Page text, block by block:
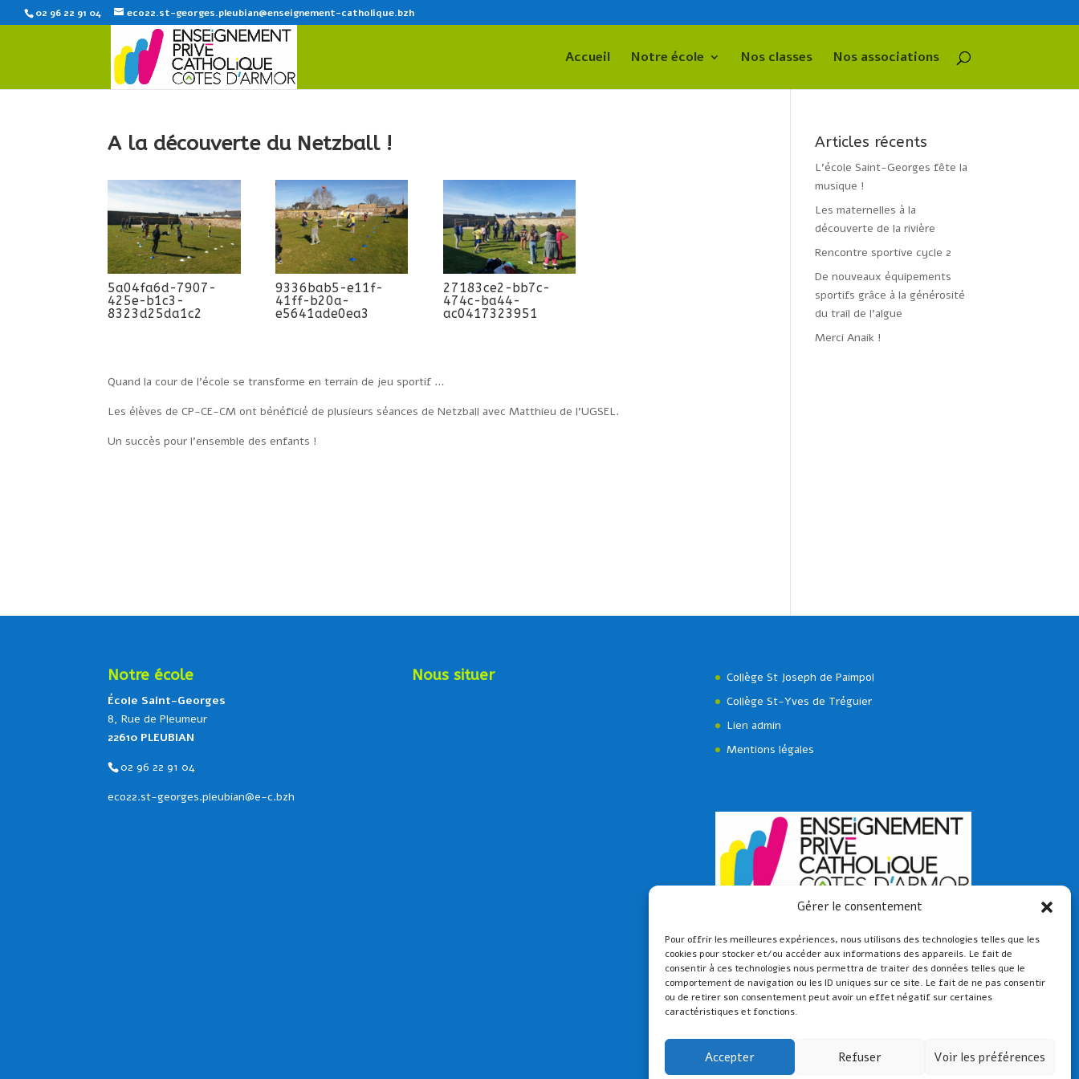
Gérer le consentement
Pour offrir les meilleures expériences, nous utilisons des technologies telles que les
cookies pour stocker et/ou accéder aux informations des appareils. Le fait de
consentir à ces technologies nous permettra de traiter des données telles que le
comportement de navigation ou les ID uniques sur ce site. Le fait de ne pas consentir
ou de retirer son consentement peut avoir un effet négatif sur certaines
caractéristiques et fonctions.
Accepter Refuser Voir les préférences
02 96 22 91 04 eco22.st-georges.pleubian@enseignement-catholique.bzh
Accueil Notre école Nos classes Nos associations
A la découverte du Netzball !
5a04fa6d-7907-
425e-b1c3-
8323d25da1c2
9336bab5-e11f-
41ff-b20a-
e5641ade0ea3
27183ce2-bb7c-
474c-ba44-
ac0417323951
Quand la cour de l’école se transforme en terrain de jeu sportif …
Les élèves de CP-CE-CM ont bénéficié de plusieurs séances de Netzball avec Matthieu de l’UGSEL.
Un succès pour l’ensemble des enfants !
Articles récents
L’école Saint-Georges fête la
musique !
Les maternelles à la
découverte de la rivière
Rencontre sportive cycle 2
De nouveaux équipements
sportifs grâce à la générosité
du trail de l’algue
Merci Anaik !
Notre école
École Saint-Georges
8, Rue de Pleumeur
22610 PLEUBIAN
02 96 22 91 04
eco22.st-georges.pleubian@e-c.bzh
Nous situer
Collège St Joseph de Paimpol
Collège St-Yves de Tréguier
Lien admin
Mentions légales